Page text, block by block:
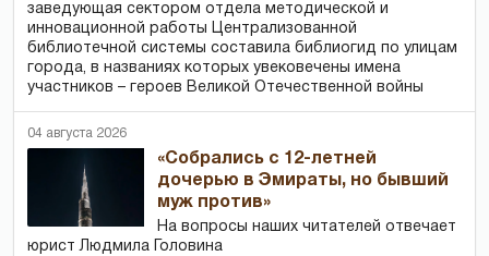
заведующая сектором отдела методической и
инновационной работы Централизованной
библиотечной системы составила библиогид по улицам
города, в названиях которых увековечены имена
участников – героев Великой Отечественной войны
04 августа 2026
«Собрались с 12-летней
дочерью в Эмираты, но бывший
муж против»
На вопросы наших читателей отвечает
юрист Людмила Головина